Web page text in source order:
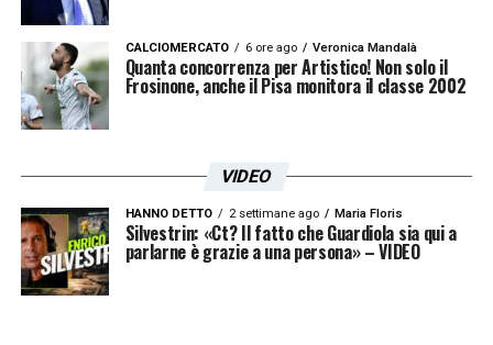
CALCIOMERCATO 6 ore ago Veronica Mandalà
Quanta concorrenza per Artistico! Non solo il
Frosinone, anche il Pisa monitora il classe 2002
VIDEO
HANNO DETTO 2 settimane ago Maria Floris
Silvestrin: «Ct? Il fatto che Guardiola sia qui a
parlarne è grazie a una persona» – VIDEO